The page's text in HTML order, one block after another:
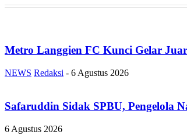
Metro Langgien FC Kunci Gelar
NEWS Redaksi - 6 Agustus 2026
Safaruddin Sidak SPBU, Pengelola
6 Agustus 2026